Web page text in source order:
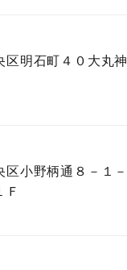
区明石町４０大丸神
小野柄通８－１－